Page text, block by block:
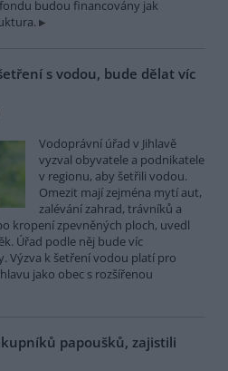
budou financovány jak
s vodou, bude dělat víc
Vodoprávní úřad v Jihlavě
vyzval obyvatele a podnikatele
v regionu, aby šetřili vodou.
Omezit mají zejména mytí aut,
zalévání zahrad, trávníků a
kropení zpevněných ploch, uvedl
Úřad podle něj bude víc
Výzva k šetření vodou platí pro
jako obec s rozšířenou
papoušků, zajistili